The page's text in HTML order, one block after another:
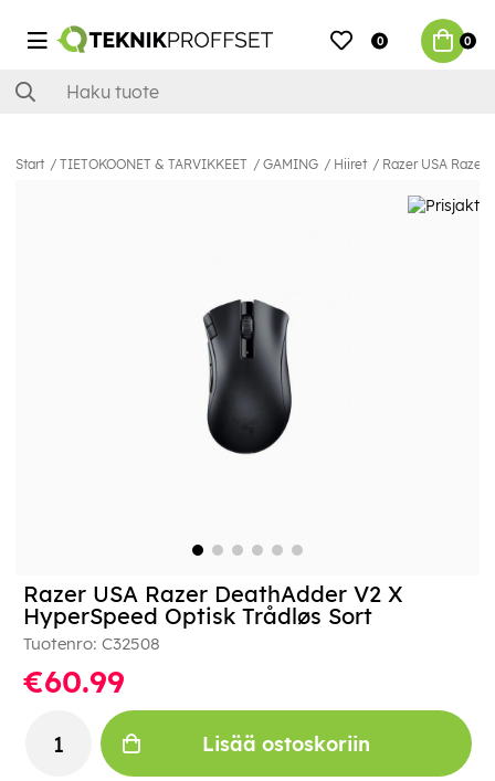
0 0
Start TIETOKOONET & TARVIKKEET GAMING Hiiret Razer USA Razer
Razer USA Razer DeathAdder V2 X
HyperSpeed Optisk Trådløs Sort
Tuotenro: C32508
€60.99
Lisää ostoskoriin